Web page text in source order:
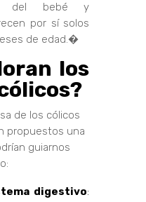
del bebé y
por sí solos
de edad.�
los
de los cólicos
propuestos una
guiarnos
digestivo: